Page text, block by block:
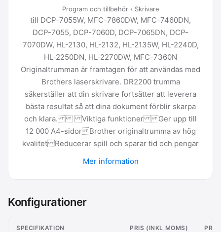
Program och tillbehör › Skrivare
till DCP-7055W, MFC-7860DW, MFC-7460DN,
DCP-7055, DCP-7060D, DCP-7065DN, DCP-
7070DW, HL-2130, HL-2132, HL-2135W, HL-2240D,
HL-2250DN, HL-2270DW, MFC-7360N
Originaltrumman är framtagen för att användas med
Brothers laserskrivare. DR2200 trumma
säkerställer att din skrivare fortsätter att leverera
bästa resultat så att dina dokument förblir skarpa
och klara. Viktiga funktioner Ger upp till
12 000 A4-sidor Brother originaltrumma av hög
kvalitet Reducerar spill och sparar tid och pengar
Mer information
Konfigurationer
SPECIFIKATION PRIS (INKL MOMS)